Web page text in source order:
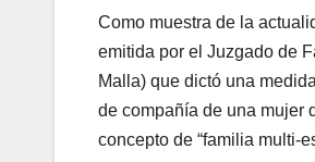
Como muestra de la
emitida por el Juzgado de
Malla) que dictó una
de compañía de una mujer
concepto de “familia multi-